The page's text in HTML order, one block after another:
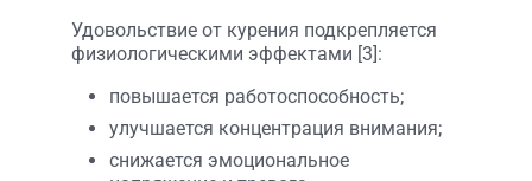
Удовольствие от курения подкрепляется
физиологическими эффектами [3]:
повышается работоспособность;
улучшается концентрация внимания;
снижается эмоциональное